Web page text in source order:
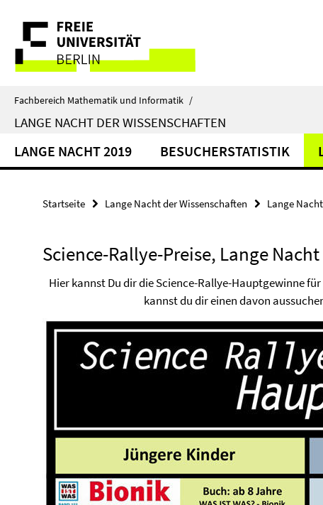
direkt
Inhalt
Service-
Navigation
Fachbereich Mathematik und Informatik /
LANGE NACHT DER WISSENSCHAFTEN
LANGE NACHT 2019 BESUCHERSTATISTIK
Startseite Lange Nacht der Wissenschaften Lange
Science-Rallye-Preise, Lange Nacht
Hier kannst Du dir die Science-Rallye-Hauptgewinne
kannst du dir einen davon